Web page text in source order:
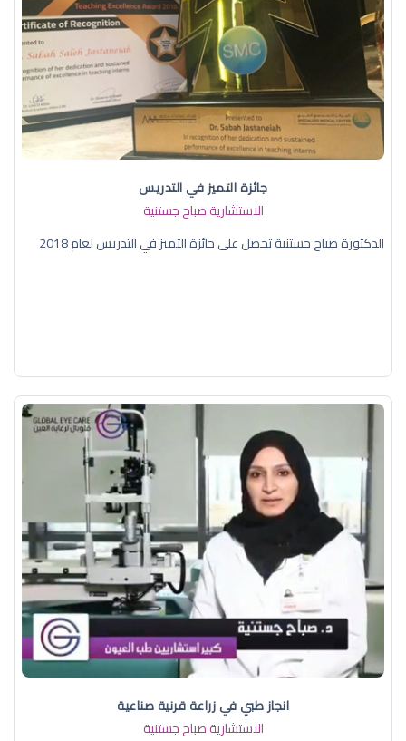
جائزة التميز في التدريس
الاستشارية صباح جستنية
الدكتورة صباح جستنية تحصل على جائزة التميز في التدريس لعام 2018
انجاز طبي في زراعة قرنية صناعية
الاستشارية صباح جستنية